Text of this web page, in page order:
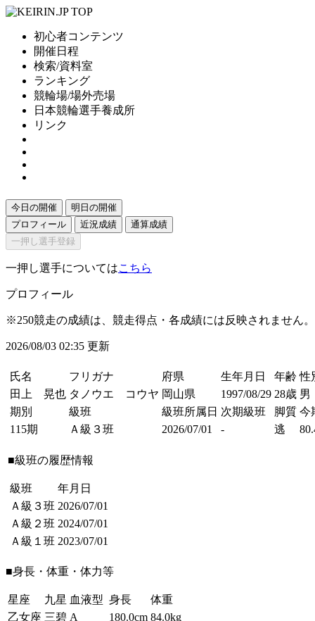
初心者コンテンツ
開催日程
検索/資料室
ランキング
競輪場/場外売場
日本競輪選手養成所
リンク
今日の開催
明日の開催
プロフィール
近況成績
通算成績
一押し選手登録
一押し選手についてはこちら
プロフィール
※250競走の成績は、競走得点・各成績には反映されません。
2026/08/03 02:35 更新
氏名 フリガナ 府県 生年月日 年齢 性
田上 晃也 タノウエ コウヤ 岡山県 1997/08/29 28歳 男
期別
級班 級班所属日 次期級班 脚質 今
115期
Ａ級３班 2026/07/01 - 逃
■級班の履歴情報
級班
年月日
Ａ級３班 2026/07/01
Ａ級２班 2024/07/01
Ａ級１班 2023/07/01
■身長・体重・体力等
星座 九星 血液型 身長
体重
乙女座 三碧 A 180.0cm 84.0kg